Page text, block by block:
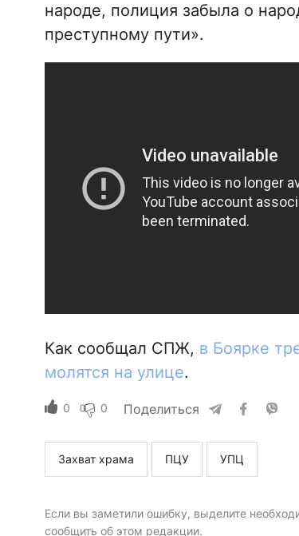
народе, полиция забыла о
преступному пути».
Как сообщал СПЖ, в Боярке
молятся на улице.
0 0 Поделиться
Захват храма ПЦУ УПЦ
Если вы заметили ошибку, выделите
сообщить об этом редакции.